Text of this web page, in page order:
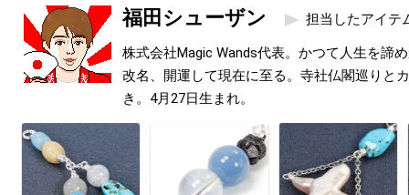
福田シューザン 担当したアイテ
株式会社Magic Wands代表。かつて人生を諦
改名、開運して現在に至る。寺社仏閣巡りと
き。4月27日生まれ。